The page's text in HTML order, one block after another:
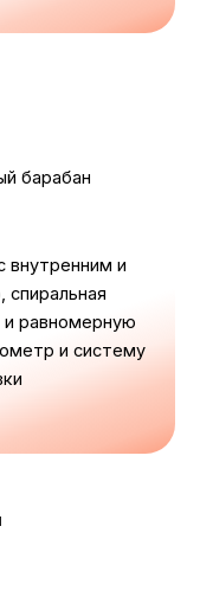
внутренним и
равномерную
и систему